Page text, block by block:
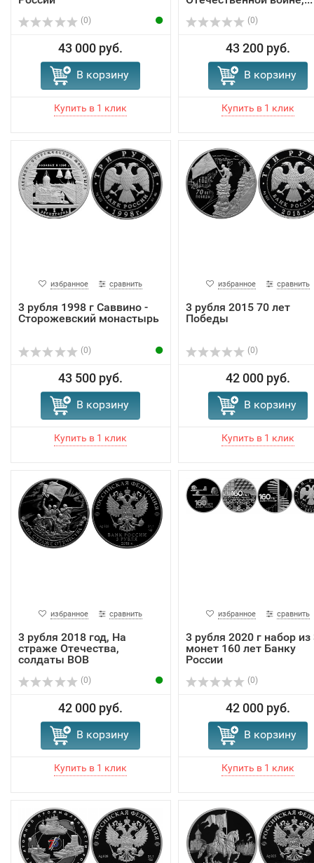
(0)
43 000 руб.
В корзину
(0)
43 200 руб.
В корзину
избранное сравнить
3 рубля 1998 г Саввино -
Сторожевский монастырь
(0)
43 500 руб.
В корзину
избранное сравнить
3 рубля 2015 70 лет
Победы
(0)
42 000 руб.
В корзину
избранное сравнить
3 рубля 2018 год, На
страже Отечества,
солдаты ВОВ
(0)
42 000 руб.
В корзину
избранное сравнить
3 рубля 2020 г набор из
монет 160 лет Банку
России
(0)
42 000 руб.
В корзину